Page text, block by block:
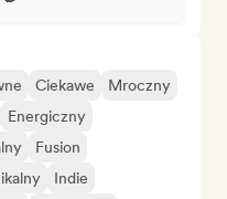
Ciekawe
Mroczny
Energiczny
Fusion
Indie